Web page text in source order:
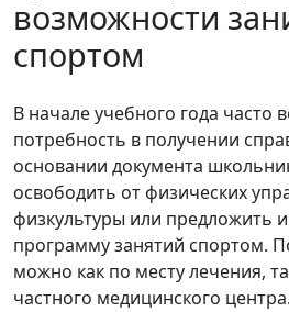
возможности
спортом
В начале учебного года часто
потребность в получении
основании документа
освободить от физических
физкультуры или предложить
программу занятий спортом.
можно как по месту лечения,
частного медицинского центра.